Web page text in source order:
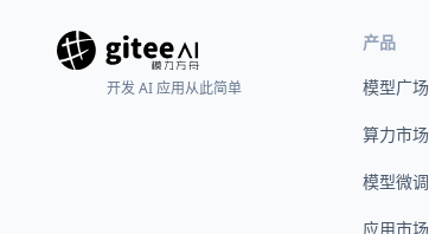
开发 AI 应用从此简单
产品
模型广场
算力市场
模型微调
应用市场